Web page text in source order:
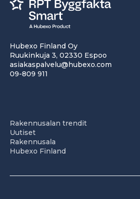
Hubexo Finland Oy
Ruukinkuja 3, 02330 Espoo
asiakaspalvelu@hubexo.com
09-809 911
Rakennusalan trendit
Uutiset
Rakennusala
Hubexo Finland